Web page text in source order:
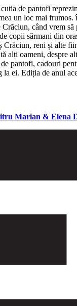
de pantofi
un loc mai frumos.
când vrem să
copii sărmani din
Crăciun, reni și alte
alți oameni, despre
pantofi, cadouri
la ei. Ediția de anul
Marian & Elena